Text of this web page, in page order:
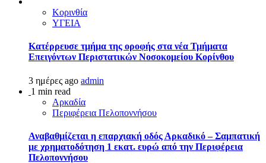
Κορινθία
ΥΓΕΙΑ
Kατέρρευσε τμήμα της οροφής στα νέα Τμήματα
Επειγόντων Περιστατικών Νοσοκομείου Κορίνθου
3 ημέρες ago admin
1 min read
Αρκαδία
Περιφέρεια Πελοποννήσου
Αναβαθμίζεται η επαρχιακή οδός Αρκαδικό – Σαμπατική
με χρηματοδότηση 1 εκατ. ευρώ από την Περιφέρεια
Πελοποννήσου